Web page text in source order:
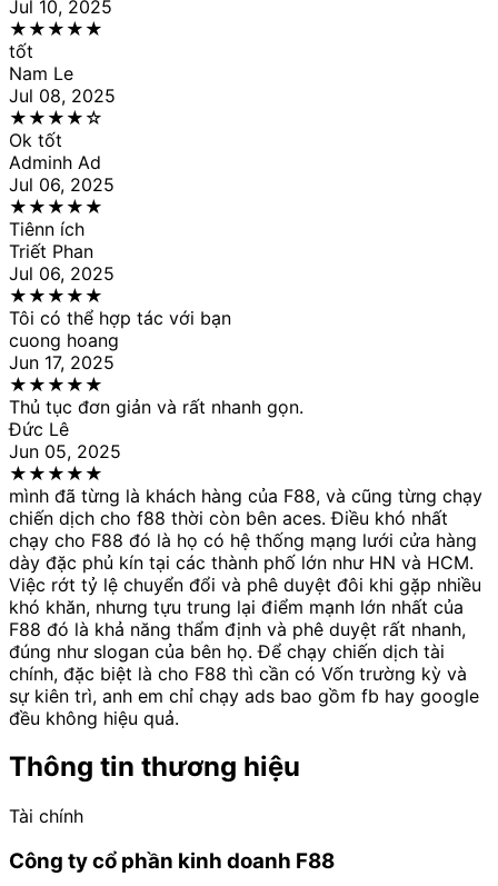
Jul 10, 2025
★ ★ ★ ★ ★
tốt
Nam Le
Jul 08, 2025
★ ★ ★ ★ ☆
Ok tốt
Adminh Ad
Jul 06, 2025
★ ★ ★ ★ ★
Tiênn ích
Triết Phan
Jul 06, 2025
★ ★ ★ ★ ★
Tôi có thể hợp tác với bạn
cuong hoang
Jun 17, 2025
★ ★ ★ ★ ★
Thủ tục đơn giản và rất nhanh gọn.
Đức Lê
Jun 05, 2025
★ ★ ★ ★ ★
mình đã từng là khách hàng của F88, và cũng từng chạy
chiến dịch cho f88 thời còn bên aces. Điều khó nhất
chạy cho F88 đó là họ có hệ thống mạng lưới cửa hàng
dày đặc phủ kín tại các thành phố lớn như HN và HCM.
Việc rớt tỷ lệ chuyển đổi và phê duyệt đôi khi gặp nhiều
khó khăn, nhưng tựu trung lại điểm mạnh lớn nhất của
F88 đó là khả năng thẩm định và phê duyệt rất nhanh,
đúng như slogan của bên họ. Để chạy chiến dịch tài
chính, đặc biệt là cho F88 thì cần có Vốn trường kỳ và
sự kiên trì, anh em chỉ chạy ads bao gồm fb hay google
đều không hiệu quả.
Thông tin thương hiệu
Tài chính
Công ty cổ phần kinh doanh F88